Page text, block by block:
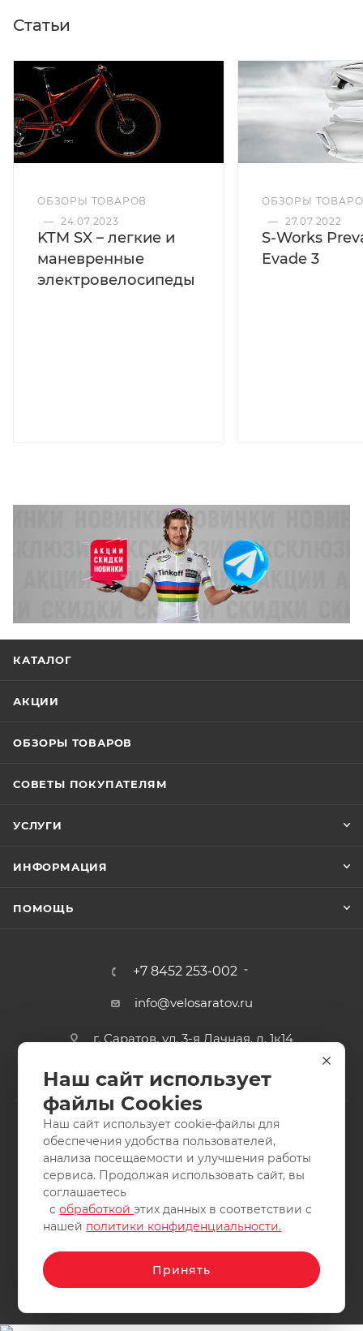
Статьи
ОБЗОРЫ ТОВАРОВ
— 24.07.2023
KTM SX – легкие и
маневренные
электровелосипеды
ОБЗОРЫ
— 27.07.2022
S-Works
Evade 3
КАТАЛОГ
АКЦИИ
ОБЗОРЫ ТОВАРОВ
СОВЕТЫ ПОКУПАТЕЛЯМ
УСЛУГИ
ИНФОРМАЦИЯ
ПОМОЩЬ
+7 8452 253-002
info@velosaratov.ru
г. Саратов, ул. 3-я Дачная, д. 1к14
2011-2026 © интернет-магазин спортивных товаров
ВелоСаратов. Не является публичной офертой. Все права
защищены. Заимствование материалов и фотографий
запрещено.
Наш сайт использует
файлы Cookies
Наш сайт использует cookie-файлы для
обеспечения удобства пользователей,
анализа посещаемости и улучшения работы
сервиса. Продолжая использовать сайт, вы
соглашаетесь
собработкойэтих данных в соответствии с
нашей политики конфиденциальности.
Принять